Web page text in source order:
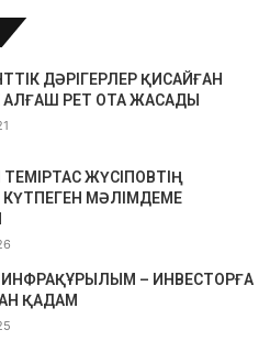
ДӘРІГЕРЛЕР ҚИСАЙҒАН
АЛҒАШ РЕТ ОТА ЖАСАДЫ
ЖҮСІПОВТІҢ
МӘЛІМДЕМЕ
– ИНВЕСТОРҒА
ҚАДАМ